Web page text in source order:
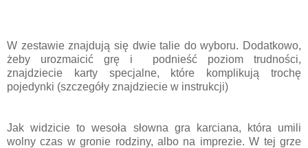
W zestawie znajdują się dwie talie do wyboru. Dodatkowo,
żeby urozmaicić grę i podnieść poziom trudności,
znajdziecie karty specjalne, które komplikują trochę
pojedynki (szczegóły znajdziecie w instrukcji)
Jak widzicie to wesoła słowna gra karciana, która umili
wolny czas w gronie rodziny, albo na imprezie. W tej grze